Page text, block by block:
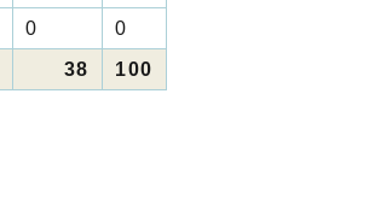
0
0
38 100